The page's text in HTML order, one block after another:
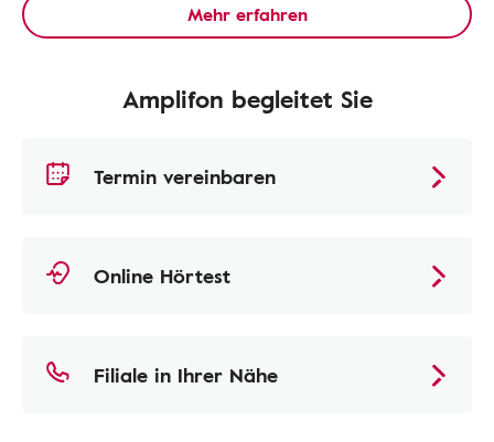
Mehr erfahren
Amplifon begleitet Sie
Termin vereinbaren
Online Hörtest
Filiale in Ihrer Nähe